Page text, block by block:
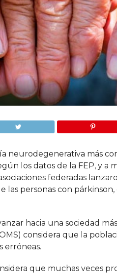
neurodegenerativa más
los datos de la FEP, y
federadas
las personas con
hacia una sociedad
considera que la
erróneas.
que muchas veces